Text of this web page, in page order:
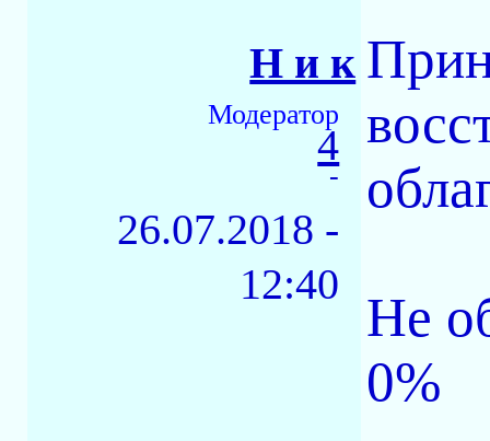
Н и к
Модератор
4
-
26.07.2018 -
12:40
Не
0%